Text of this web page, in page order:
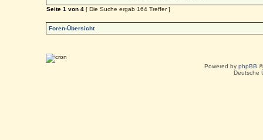
Seite1 von4 [ Die Suche ergab 164 Treffer ]
Foren-Übersicht
Powered by phpBB
Deutsche